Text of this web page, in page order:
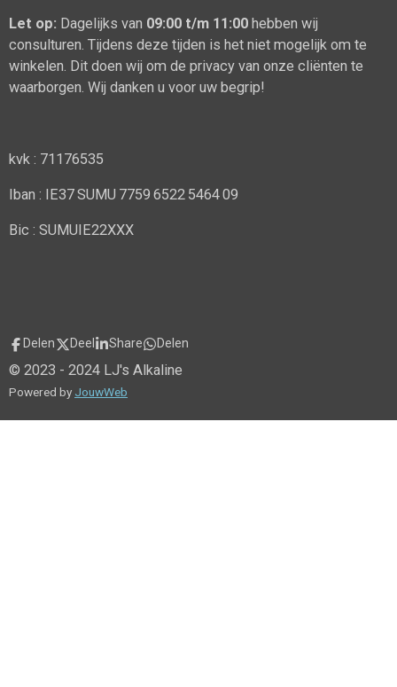
Let op: Dagelijks van 09:00 t/m 11:00 hebben wij
consulturen. Tijdens deze tijden is het niet mogelijk om te
winkelen. Dit doen wij om de privacy van onze cliënten te
waarborgen. Wij danken u voor uw begrip!
kvk : 71176535
Iban : IE37 SUMU 7759 6522 5464 09
Bic : SUMUIE22XXX
Delen Deel Share Delen
© 2023 - 2024 LJ's Alkaline
Powered by JouwWeb